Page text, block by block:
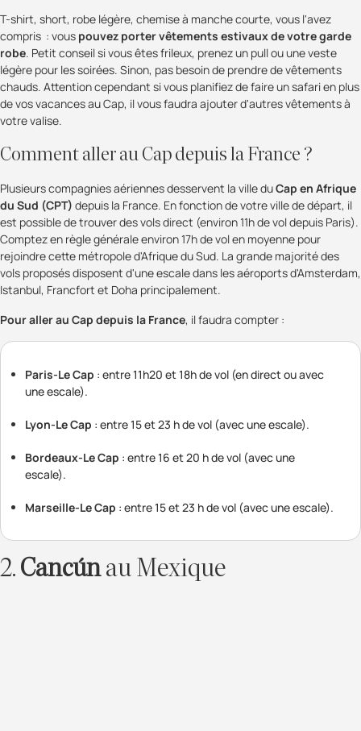
T-shirt, short, robe légère, chemise à manche courte, vous l'avez
compris : vous pouvez porter vêtements estivaux de votre garde
robe. Petit conseil si vous êtes frileux, prenez un pull ou une veste
légère pour les soirées. Sinon, pas besoin de prendre de vêtements
chauds. Attention cependant si vous planifiez de faire un safari en plus
de vos vacances au Cap, il vous faudra ajouter d'autres vêtements à
votre valise.
Comment aller au Cap depuis la France ?
Plusieurs compagnies aériennes desservent la ville duCap en Afrique
du Sud (CPT) depuis la France. En fonction de votre ville de départ, il
est possible de trouver des vols direct (environ 11h de vol depuis Paris).
Comptez en règle générale environ 17h de vol en moyenne pour
rejoindre cette métropole d'Afrique du Sud. La grande majorité des
vols proposés disposent d'une escale dans les aéroports d'Amsterdam,
Istanbul, Francfort et Doha principalement.
Pour aller au Cap depuis la France, il faudra compter :
Paris-Le Cap : entre 11h20 et 18h de vol (en direct ou avec
une escale).
Lyon-Le Cap : entre 15 et 23 h de vol (avec une escale).
Bordeaux-Le Cap : entre 16 et 20 h de vol (avec une
escale).
Marseille-Le Cap : entre 15 et 23 h de vol (avec une escale).
2.Cancúnau Mexique